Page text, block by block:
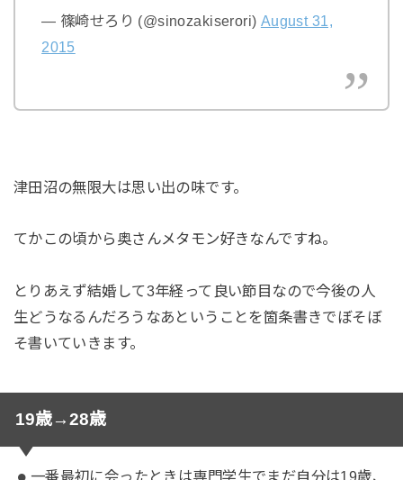
— 篠崎せろり (@sinozakiserori) August 31,
2015
津田沼の無限大は思い出の味です。
てかこの頃から奥さんメタモン好きなんですね。
とりあえず結婚して3年経って良い節目なので今後の人
生どうなるんだろうなあということを箇条書きでぼそぼ
そ書いていきます。
19歳→28歳
一番最初に会ったときは専門学生でまだ自分は19歳、